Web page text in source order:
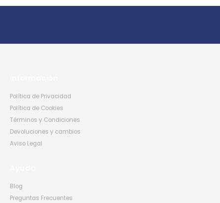
Política de Privacidad
Política de Cookies
Términos y Condiciones
Devoluciones y cambios
Aviso Legal
Blog
Preguntas Frecuentes